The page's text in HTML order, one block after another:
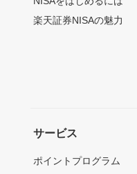
楽天証券NISAの魅力
サービス
ポイントプログラム